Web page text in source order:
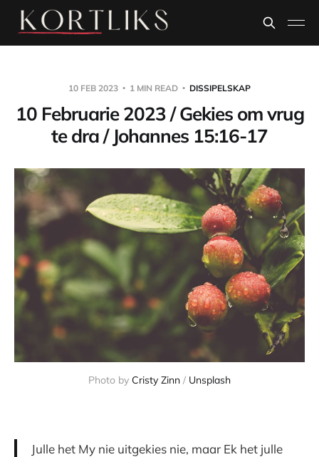
10 FEB 2023 1 MIN READ DISSIPELSKAP
10 Februarie 2023 / Gekies om vrug
te dra / Johannes 15:16-17
Photo by Cristy Zinn / Unsplash
Julle het My nie uitgekies nie, maar Ek het julle